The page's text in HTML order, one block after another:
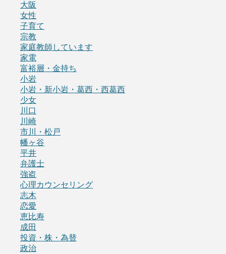
大阪
女性
子育て
宗教
家庭教師しています
家電
富裕層・金持ち
小岩
小岩・新小岩・葛西・西葛西
少女
川口
川崎
市川・松戸
幡ヶ谷
平井
弁護士
強盗
心理カウンセリング
志木
恋愛
恵比寿
成田
投資・株・為替
政治